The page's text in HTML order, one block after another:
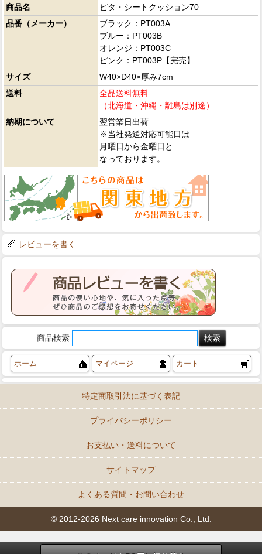
商品名
ピタ・シートクッション70
品番（メーカー）
ブラック：PT003A
ブルー：PT003B
オレンジ：PT003C
ピンク：PT003P【完売】
サイズ
W40×D40×厚み7cm
送料
全品送料無料
（北海道・沖縄・離島は別途）
納期について
翌営業日出荷
※当社発送対応可能日は
月曜日から金曜日と
なっております。
レビューを書く
商品検索
ホーム マイページ カート
特定商取引法に基づく表記
プライバシーポリシー
お支払い・送料について
サイトマップ
よくある質問・お問い合わせ
© 2012-2026 Next care innovation Co., Ltd.